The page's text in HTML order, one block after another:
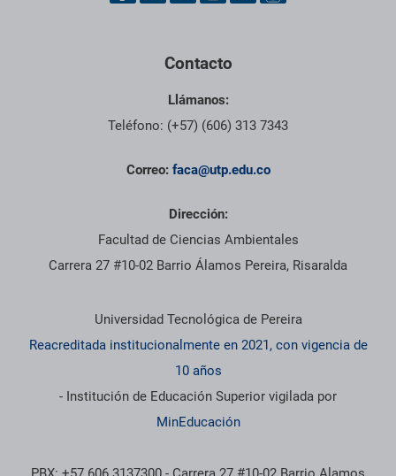
Contacto
Llámanos:
Teléfono: (+57) (606) 313 7343
Correo: faca@utp.edu.co
Dirección:
Facultad de Ciencias Ambientales
Carrera 27 #10-02 Barrio Álamos Pereira, Risaralda
Información institucional
Universidad Tecnológica de Pereira
Reacreditada institucionalmente en 2021, con vigencia de
10 años
- Institución de Educación Superior vigilada por
MinEducación